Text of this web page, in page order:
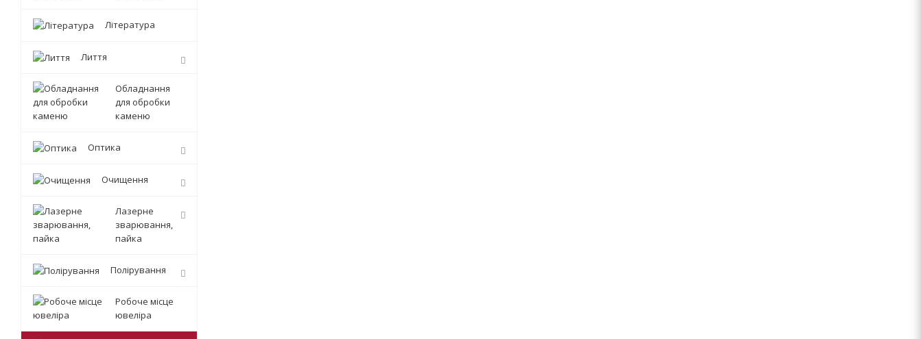
Література
Лиття
Обладнання
для обробки
каменю
Оптика
Очищення
Лазерне
зварювання,
пайка
Полірування
Робоче місце
ювеліра